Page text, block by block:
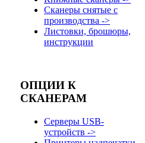
Сканеры снятые с
производства ->
Листовки, брошюры,
инструкции
ОПЦИИ К
СКАНЕРАМ
Серверы USB-
устройств ->